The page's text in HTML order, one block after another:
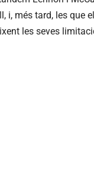
i, més tard, les que
les seves